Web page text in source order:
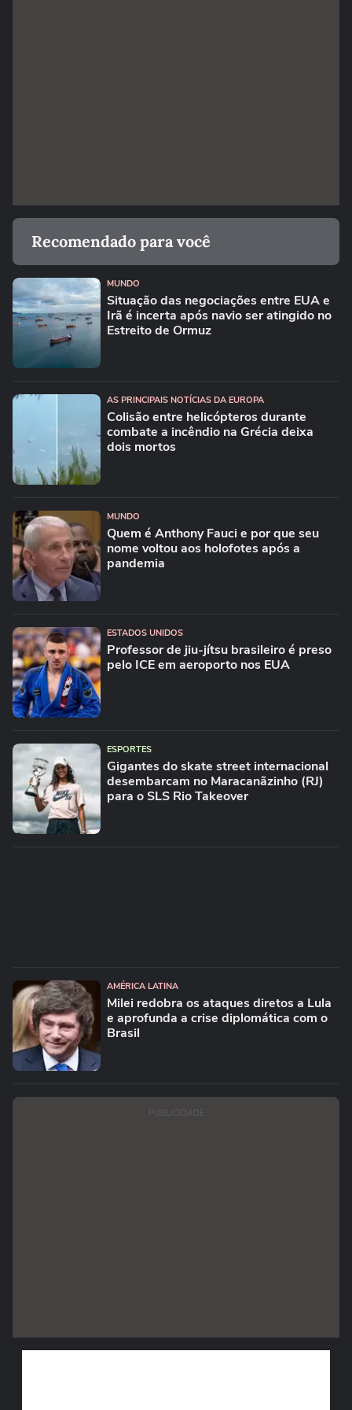
Recomendado para você
MUNDO
Situação das negociações entre EUA e
Irã é incerta após navio ser atingido no
Estreito de Ormuz
AS PRINCIPAIS NOTÍCIAS DA EUROPA
Colisão entre helicópteros durante
combate a incêndio na Grécia deixa
dois mortos
MUNDO
Quem é Anthony Fauci e por que seu
nome voltou aos holofotes após a
pandemia
ESTADOS UNIDOS
Professor de jiu-jítsu brasileiro é preso
pelo ICE em aeroporto nos EUA
ESPORTES
Gigantes do skate street internacional
desembarcam no Maracanãzinho (RJ)
para o SLS Rio Takeover
AMÉRICA LATINA
Milei redobra os ataques diretos a Lula
e aprofunda a crise diplomática com o
Brasil
PUBLICIDADE